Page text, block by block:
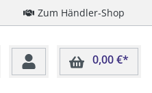
Zum Händler-Shop
0,00 €*